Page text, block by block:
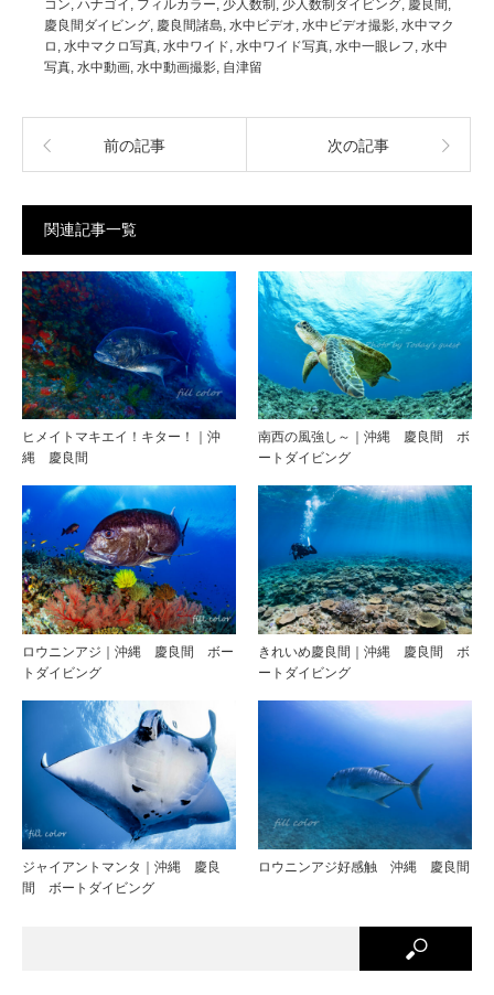
コン ハナゴイ フィルカラー 少人数制 少人数制ダイビング 慶良間
慶良間ダイビング 慶良間諸島 水中ビデオ 水中ビデオ撮影 水中マク
ロ 水中マクロ写真 水中ワイド 水中ワイド写真 水中一眼レフ 水中
写真 水中動画 水中動画撮影 自津留
前の記事 次の記事
関連記事一覧
ヒメイトマキエイ！キター！｜沖
縄 慶良間
南西の風強し～｜沖縄 慶良間 ボ
ートダイビング
ロウニンアジ｜沖縄 慶良間 ボー
トダイビング
きれいめ慶良間｜沖縄 慶良間 ボ
ートダイビング
ジャイアントマンタ｜沖縄 慶良
間 ボートダイビング
ロウニンアジ好感触 沖縄 慶良間